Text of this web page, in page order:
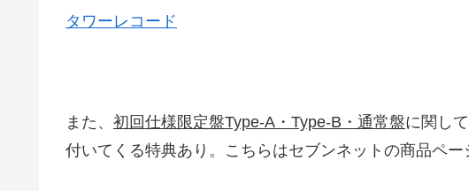
タワーレコード
また、 初回仕様限定盤Type-A・Type-B・通常盤に関して
付いてくる特典あり。こちらはセブンネットの商品ペー